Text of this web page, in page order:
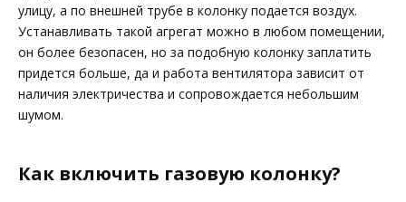
улицу, а по внешней трубе в колонку подается воздух.
Устанавливать такой агрегат можно в любом помещении,
он более безопасен, но за подобную колонку заплатить
придется больше, да и работа вентилятора зависит от
наличия электричества и сопровождается небольшим
шумом.
Как включить газовую колонку?